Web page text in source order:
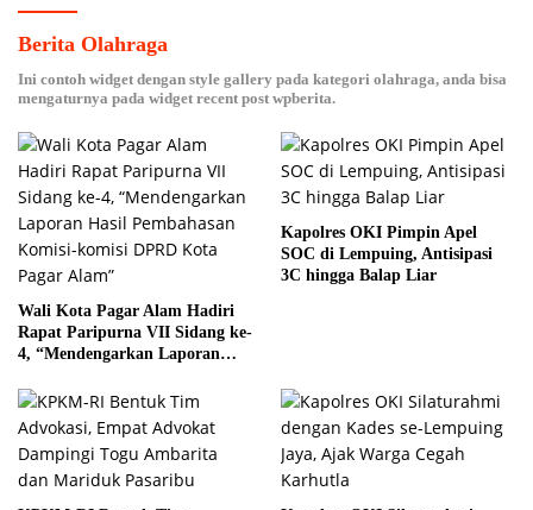
Berita Olahraga
Ini contoh widget dengan style gallery pada kategori olahraga, anda bisa
mengaturnya pada widget recent post wpberita.
Wali Kota Pagar Alam Hadiri
Rapat Paripurna VII Sidang ke-
4, “Mendengarkan Laporan
komisi DPRD Kota Pagar
Alam”
Kapolres OKI Pimpin Apel
SOC di Lempuing, Antisipasi
3C hingga Balap Liar